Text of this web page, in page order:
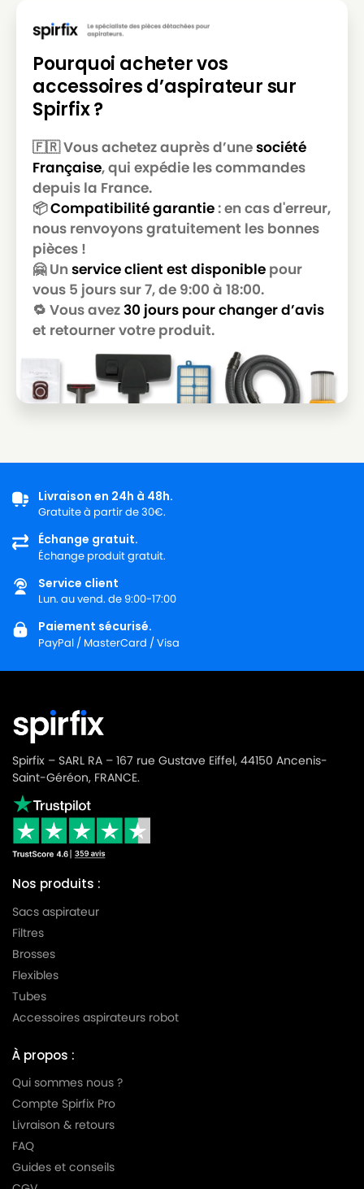
Pourquoi acheter vos
accessoires d’aspirateur sur
Spirfix ?
🇫🇷 Vous achetez auprès d’unesociété
Française, qui expédie les commandes
depuis la France.
📦Compatibilité garantie: en cas d'erreur,
nous renvoyons gratuitement les bonnes
pièces !
🤗 Un service client est disponible pour
vous 5 jours sur 7, de 9:00 à 18:00.
🔁 Vous avez30 jours pour changer d’avis
et retourner votre produit.
Livraison en 24h à 48h.
Gratuite à partir de 30€.
Échange gratuit.
Échange produit gratuit.
Service client
Lun. au vend. de 9:00-17:00
Paiement sécurisé.
PayPal / MasterCard / Visa
Spirfix – SARL RA – 167 rue Gustave Eiffel, 44150 Ancenis-
Saint-Géréon, FRANCE.
Nos produits :
Sacs aspirateur
Filtres
Brosses
Flexibles
Tubes
Accessoires aspirateurs robot
À propos :
Qui sommes nous ?
Compte Spirfix Pro
Livraison & retours
FAQ
Guides et conseils